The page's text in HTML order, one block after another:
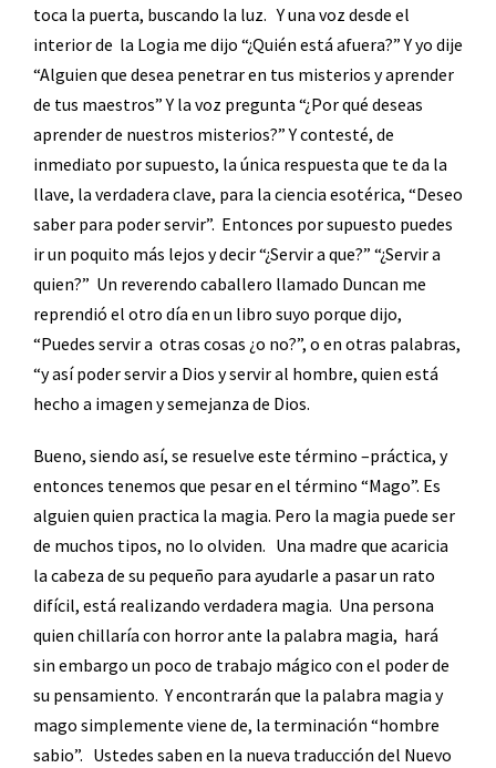
toca la puerta, buscando la luz. Y una voz desde el
interior de la Logia me dijo “¿Quién está afuera?” Y yo dije
“Alguien que desea penetrar en tus misterios y aprender
de tus maestros” Y la voz pregunta “¿Por qué deseas
aprender de nuestros misterios?” Y contesté, de
inmediato por supuesto, la única respuesta que te da la
llave, la verdadera clave, para la ciencia esotérica, “Deseo
saber para poder servir”. Entonces por supuesto puedes
ir un poquito más lejos y decir “¿Servir a que?” “¿Servir a
quien?” Un reverendo caballero llamado Duncan me
reprendió el otro día en un libro suyo porque dijo,
“Puedes servir a otras cosas ¿o no?”, o en otras palabras,
“y así poder servir a Dios y servir al hombre, quien está
hecho a imagen y semejanza de Dios.
Bueno, siendo así, se resuelve este término –práctica, y
entonces tenemos que pesar en el término “Mago”. Es
alguien quien practica la magia. Pero la magia puede ser
de muchos tipos, no lo olviden. Una madre que acaricia
la cabeza de su pequeño para ayudarle a pasar un rato
difícil, está realizando verdadera magia. Una persona
quien chillaría con horror ante la palabra magia, hará
sin embargo un poco de trabajo mágico con el poder de
su pensamiento. Y encontrarán que la palabra magia y
mago simplemente viene de, la terminación “hombre
sabio”. Ustedes saben en la nueva traducción del Nuevo